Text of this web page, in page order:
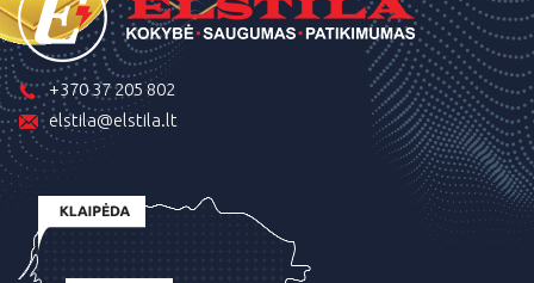
+370 37 205 802
elstila@elstila.lt